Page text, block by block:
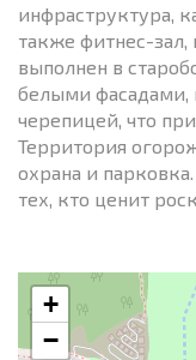
инфраструктура,
также фитнес-
выполнен в
белыми фасадами,
черепицей, что
Территория
охрана и
тех, кто ценит
+
−